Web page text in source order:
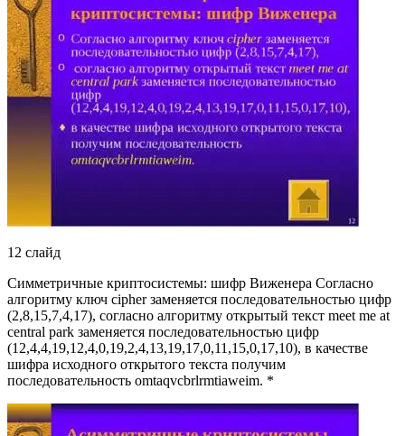
12 слайд
Симметричные криптосистемы: шифр Виженера Согласно
алгоритму ключ cipher заменяется последовательностью цифр
(2,8,15,7,4,17), согласно алгоритму открытый текст meet me at
central park заменяется последовательностью цифр
(12,4,4,19,12,4,0,19,2,4,13,19,17,0,11,15,0,17,10), в качестве
шифра исходного открытого текста получим
последовательность omtaqvcbrlrmtiaweim. *